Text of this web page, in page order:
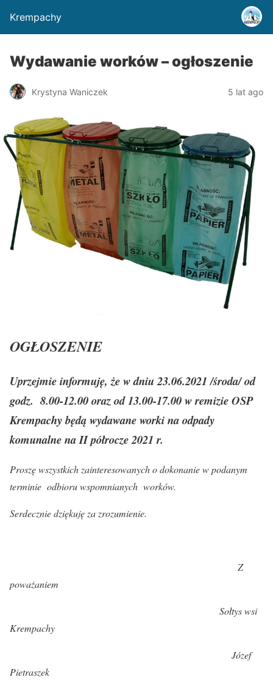
Krempachy
Wydawanie worków – ogłoszenie
Krystyna Waniczek 5 lat ago
OGŁOSZENIE
Uprzejmie informuję, że w dniu23.06.2021/środa/ od
godz. 8.00-12.00 oraz od 13.00-17.00 w remizie OSP
Krempachy będą wydawane worki na odpady
komunalne na II półrocze 2021 r.
Proszę wszystkich zainteresowanych o dokonanie w podanym
terminie odbioru wspomnianych worków.
Serdecznie dziękuję za zrozumienie.
Z
poważaniem
Sołtys wsi
Krempachy
Józef
Pietraszek